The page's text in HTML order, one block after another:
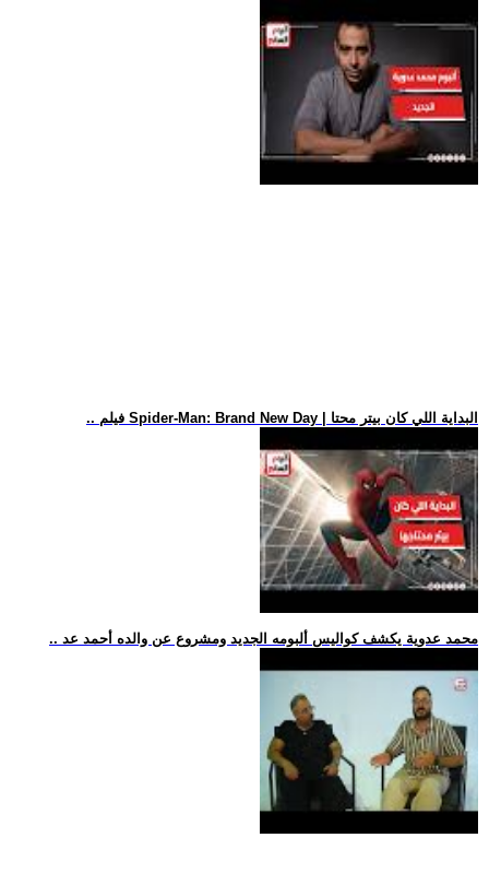
.. فيلم Spider-Man: Brand New Day | البداية اللي كان بيتر محتا
.. محمد عدوية يكشف كواليس ألبومه الجديد ومشروع عن والده أحمد عد